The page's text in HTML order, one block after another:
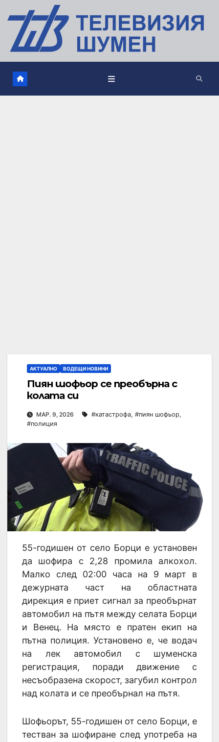
АКТУАЛНО ВОДЕЩИ НОВИНИ
Пиян шофьор се преобърна с
колата си
МАР. 9, 2026 #катастрофа, #пиян шофьор,
#полиция
55-годишен от село Борци е установен
да шофира с 2,28 промила алкохол.
Малко след 02:00 часа на 9 март в
дежурната част на областната
дирекция е приет сигнал за преобърнат
автомобил на пътя между селата Борци
и Венец. На място е пратен екип на
пътна полиция. Установено е, че водач
на лек автомобил с шуменска
регистрация, поради движение с
несъобразена скорост, загубил контрол
над колата и се преобърнал на пътя.
Шофьорът, 55-годишен от село Борци, е
тестван за шофиране след употреба на